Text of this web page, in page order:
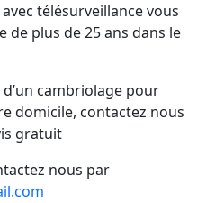
télésurveillance vous
de plus de 25 ans dans le
d’un cambriolage pour
domicile, contactez nous
gratuit
nous par